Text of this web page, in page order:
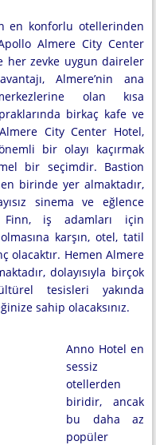
en konforlu otellerinden
Almere City Center
her zevke uygun daireler
Almere’nin ana
olan kısa
birkaç kafe ve
City Center Hotel,
bir olayı kaçırmak
bir seçimdir. Bastion
birinde yer almaktadır,
sinema ve eğlence
Finn, iş adamları için
karşın, otel, tatil
olacaktır. Hemen Almere
dolayısıyla birçok
tesisleri yakında
sahip olacaksınız.
Anno Hotel en
sessiz
otellerden
biridir, ancak
bu daha az
popüler